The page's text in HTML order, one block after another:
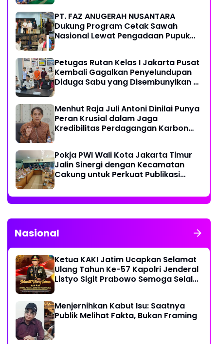
PT. FAZ ANUGERAH NUSANTARA
Dukung Program Cetak Sawah
Nasional Lewat Pengadaan Pupuk
Petugas Rutan Kelas I Jakarta Pusat
Kembali Gagalkan Penyelundupan
Diduga Sabu yang Disembunyikan di
Menhut Raja Juli Antoni Dinilai Punya
Peran Krusial dalam Jaga
Kredibilitas Perdagangan Karbon
Pokja PWI Wali Kota Jakarta Timur
Jalin Sinergi dengan Kecamatan
Cakung untuk Perkuat Publikasi
Nasional
Ketua KAKI Jatim Ucapkan Selamat
Ulang Tahun Ke-57 Kapolri Jenderal
Listyo Sigit Prabowo Semoga Selalu
Menjernihkan Kabut Isu: Saatnya
Publik Melihat Fakta, Bukan Framing